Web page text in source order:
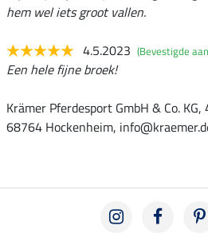
hem wel iets groot vallen.
4.5.2023 (Bevestigde
Een hele fijne broek!
Krämer Pferdesport GmbH & Co.
68764 Hockenheim,